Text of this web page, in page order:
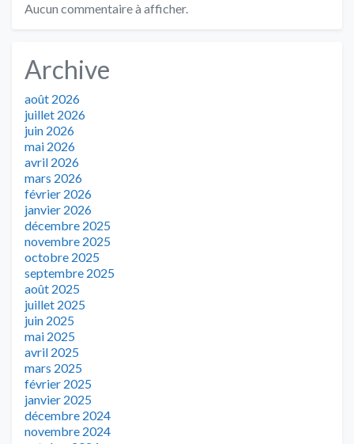
Aucun commentaire à afficher.
Archive
août 2026
juillet 2026
juin 2026
mai 2026
avril 2026
mars 2026
février 2026
janvier 2026
décembre 2025
novembre 2025
octobre 2025
septembre 2025
août 2025
juillet 2025
juin 2025
mai 2025
avril 2025
mars 2025
février 2025
janvier 2025
décembre 2024
novembre 2024